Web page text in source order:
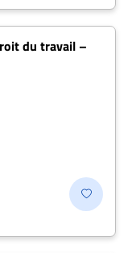
du travail –